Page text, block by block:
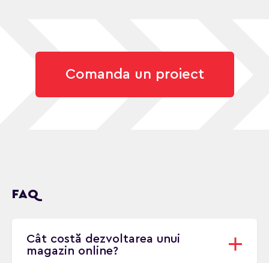
Comanda un proiect
FAQ
Cât costă dezvoltarea unui
magazin online?